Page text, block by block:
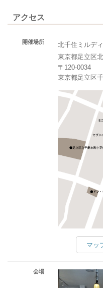
アクセス
開催場所
北千住ミルデ
東京都足立区
〒120-0034
東京都足立区
マッ
会場